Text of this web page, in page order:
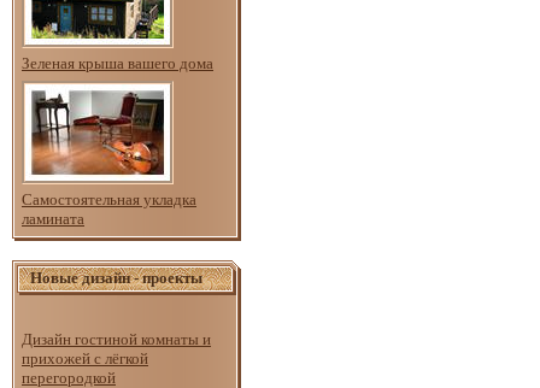
Зеленая крыша вашего дома
Самостоятельная укладка
ламината
Новые дизайн - проекты
Дизайн гостиной комнаты и
прихожей с лёгкой
перегородкой